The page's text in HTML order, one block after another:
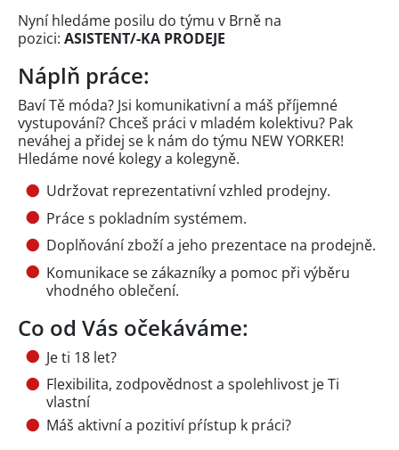
Nyní hledáme posilu do týmu v Brně na
pozici: ASISTENT/-KA PRODEJE
Náplň práce:
Baví Tě móda? Jsi komunikativní a máš příjemné
vystupování? Chceš práci v mladém kolektivu? Pak
neváhej a přidej se k nám do týmu NEW YORKER!
Hledáme nové kolegy a kolegyně.
Udržovat reprezentativní vzhled prodejny.
Práce s pokladním systémem.
Doplňování zboží a jeho prezentace na prodejně.
Komunikace se zákazníky a pomoc při výběru
vhodného oblečení.
Co od Vás očekáváme:
Je ti 18 let?
Flexibilita, zodpovědnost a spolehlivost je Ti
vlastní
Máš aktivní a pozitiví pŕístup k práci?